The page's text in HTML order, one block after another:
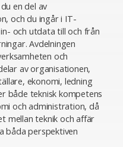
en del av
och du ingår i IT-
och utdata till och från
Avdelningen
och
av organisationen,
ekonomi, ledning
både teknisk kompetens
och administration, då
mellan teknik och affär
båda perspektiven